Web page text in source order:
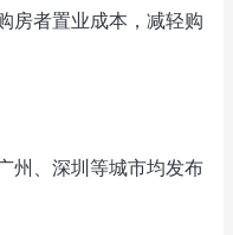
房者置业成本，减轻购
州、深圳等城市均发布